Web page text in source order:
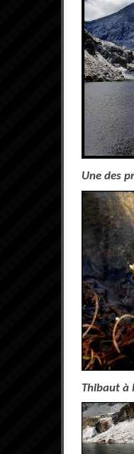
Une des
Thibaut à